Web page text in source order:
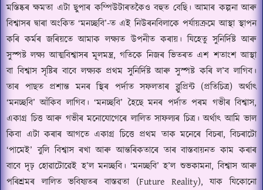
মস্তিষ্কৰ ক্ষমতা এটা ছুপাৰ কম্পিউটাৰতকৈও বহুত বেছি। আমাৰ কল্পনা আৰু
বিশ্বাসৰ দ্বাৰা অংকিত ‘মনচ্ছবি’-ত এই নিউৰনবিলাকে পর্যায়ক্রমে আস্থা স্থাপন
কৰি কৰ্মৰ জৰিয়তে আমাক লক্ষ্যত উপনীত কৰায়। যিহেতু সুনির্দিষ্ট আৰু
সুস্পষ্ট লক্ষ্য আত্মবিশ্বাসৰ মূলমন্ত্ৰ,গতিকে নিজৰ ভিতৰত এশ শতাংশ আস্থা
বা বিশ্বাস সৃষ্টিৰ বাবে লক্ষ্যক প্ৰথম সুনির্দিষ্ট আৰু সুস্পষ্ট কৰি ল’ব লাগিব।
তাৰ পাছত প্রশান্ত মনৰ স্থিৰ পর্দাত সফলতাৰ ব্লুপ্রিন্ট (প্রতিচিত্র) অর্থাৎ
‘মনচ্ছবি’আঁকিব লাগিব।‘মনচ্ছবি’হৈছে মনৰ পর্দাত পৰম গভীৰ বিশ্বাস,
একাগ্র চিত্ত আৰু গভীৰ মনোযোগেৰে লালিত সাফল্যৰ চিত্ৰ। অর্থাৎ আমি ভাল
কিবা এটা কৰাৰ আগতে একাগ্ৰ চিত্তে প্রথম তাক মনেৰে বিচৰা,বিচৰাটো
‘পামেই’বুলি বিশ্বাস ৰখা আৰু আন্তৰিকতাৰে তাৰ বাস্তবায়নত কাম কৰাৰ
বাবে দৃঢ় হোৱাটোৱেই হ’ল মনচ্ছবি।‘মনচ্ছবি’হ’ল শুভকামনা,বিশ্বাস আৰু
পৰিশ্ৰমৰ লালিত ভবিষ্যতৰ বাস্তৱতা (Future Reality),যাক যিকোনো